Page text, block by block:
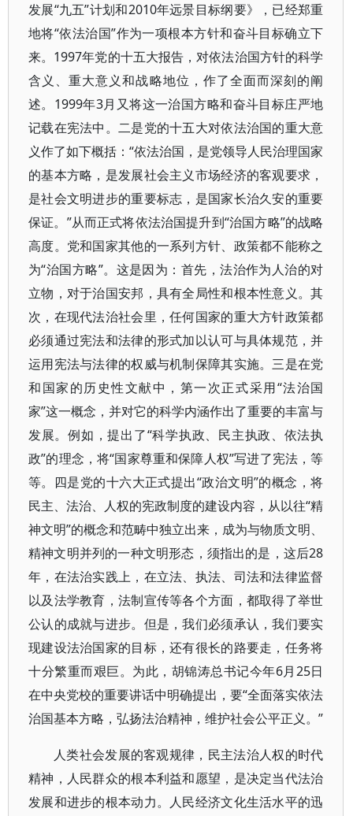
发展“九五”计划和2010年远景目标纲要》，已经郑重
地将“依法治国”作为一项根本方针和奋斗目标确立下
来。1997年党的十五大报告，对依法治国方针的科学
含义、重大意义和战略地位，作了全面而深刻的阐
述。1999年3月又将这一治国方略和奋斗目标庄严地
记载在宪法中。二是党的十五大对依法治国的重大意
义作了如下概括：“依法治国，是党领导人民治理国家
的基本方略，是发展社会主义市场经济的客观要求，
是社会文明进步的重要标志，是国家长治久安的重要
保证。”从而正式将依法治国提升到“治国方略”的战略
高度。党和国家其他的一系列方针、政策都不能称之
为“治国方略”。这是因为：首先，法治作为人治的对
立物，对于治国安邦，具有全局性和根本性意义。其
次，在现代法治社会里，任何国家的重大方针政策都
必须通过宪法和法律的形式加以认可与具体规范，并
运用宪法与法律的权威与机制保障其实施。三是在党
和国家的历史性文献中，第一次正式采用“法治国
家”这一概念，并对它的科学内涵作出了重要的丰富与
发展。例如，提出了“科学执政、民主执政、依法执
政”的理念，将“国家尊重和保障人权”写进了宪法，等
等。四是党的十六大正式提出“政治文明”的概念，将
民主、法治、人权的宪政制度的建设内容，从以往“精
神文明”的概念和范畴中独立出来，成为与物质文明、
精神文明并列的一种文明形态，须指出的是，这后28
年，在法治实践上，在立法、执法、司法和法律监督
以及法学教育，法制宣传等各个方面，都取得了举世
公认的成就与进步。但是，我们必须承认，我们要实
现建设法治国家的目标，还有很长的路要走，任务将
十分繁重而艰巨。为此，胡锦涛总书记今年6月25日
在中央党校的重要讲话中明确提出，要“全面落实依法
治国基本方略，弘扬法治精神，维护社会公平正义。”
人类社会发展的客观规律，民主法治人权的时代
精神，人民群众的根本利益和愿望，是决定当代法治
发展和进步的根本动力。人民经济文化生活水平的迅